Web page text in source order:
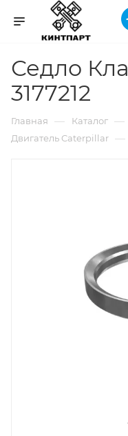
Седло
3177212
Главная — Каталог —
Двигатель Caterpillar —